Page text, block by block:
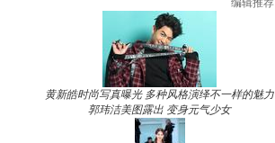
编辑推荐
黄新皓时尚写真曝光 多种风格演绎不一样的魅力
郭玮洁美图露出 变身元气少女